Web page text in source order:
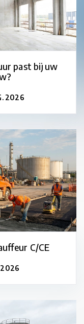
past bij uw
2026
C/CE
2026